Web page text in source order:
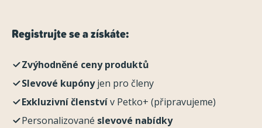
Registrujte se a získáte:
Zvýhodněné ceny produktů
Slevové kupónyjen pro členy
Exkluzivní členstvív Petko+ (připravujeme)
Personalizované slevové nabídky